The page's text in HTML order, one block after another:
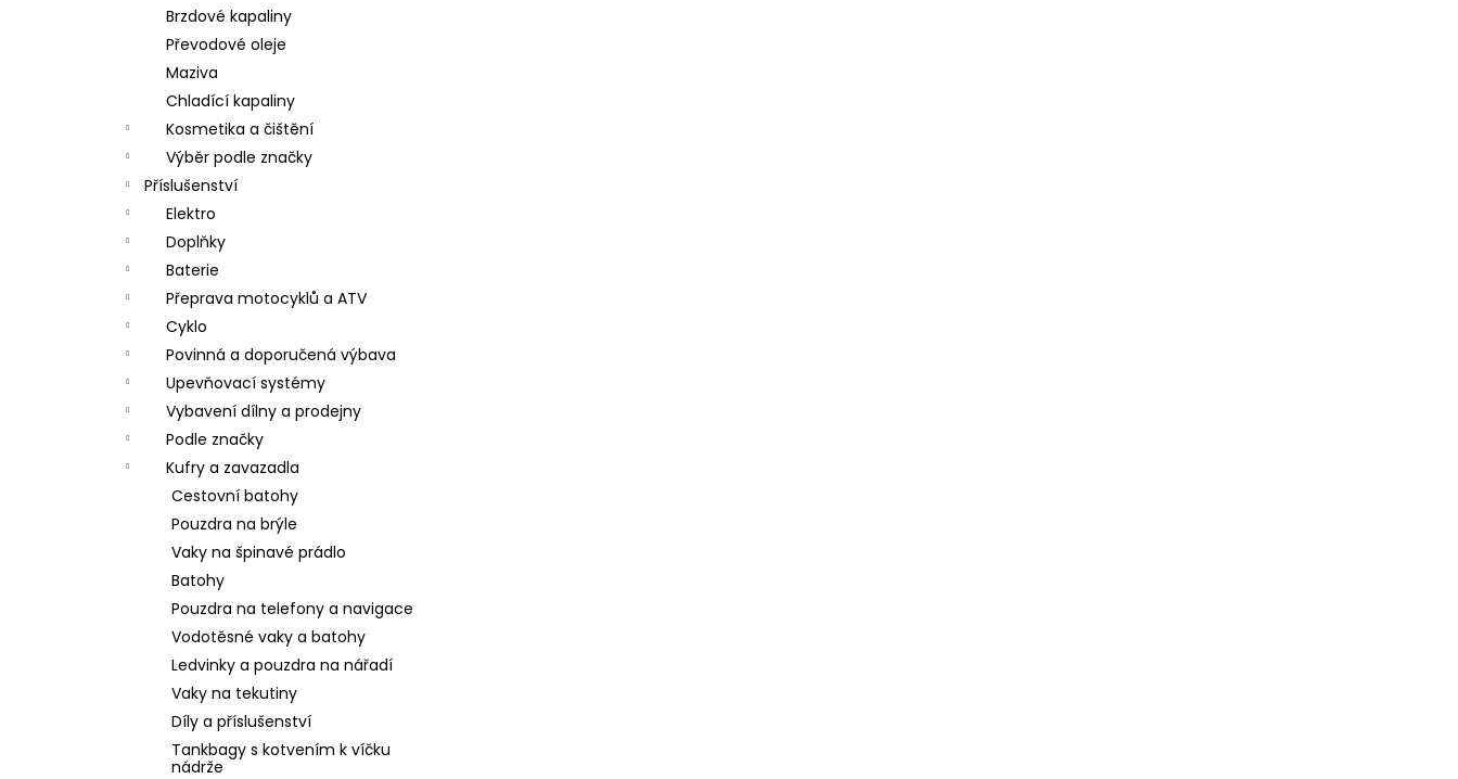
Brzdové kapaliny
Převodové oleje
Maziva
Chladící kapaliny
Kosmetika a čištění
Výběr podle značky
Příslušenství
Elektro
Doplňky
Baterie
Přeprava motocyklů a ATV
Cyklo
Povinná a doporučená výbava
Upevňovací systémy
Vybavení dílny a prodejny
Podle značky
Kufry a zavazadla
Cestovní batohy
Pouzdra na brýle
Vaky na špinavé prádlo
Batohy
Pouzdra na telefony a navigace
Vodotěsné vaky a batohy
Ledvinky a pouzdra na nářadí
Vaky na tekutiny
Díly a příslušenství
Tankbagy s kotvením k víčku
nádrže